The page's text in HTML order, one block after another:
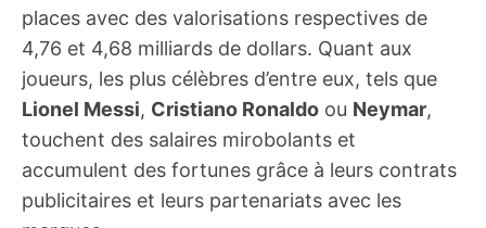
places avec des valorisations respectives de
4,76 et 4,68 milliards de dollars. Quant aux
joueurs, les plus célèbres d’entre eux, tels que
Lionel Messi, Cristiano Ronaldo ou Neymar,
touchent des salaires mirobolants et
accumulent des fortunes grâce à leurs contrats
publicitaires et leurs partenariats avec les